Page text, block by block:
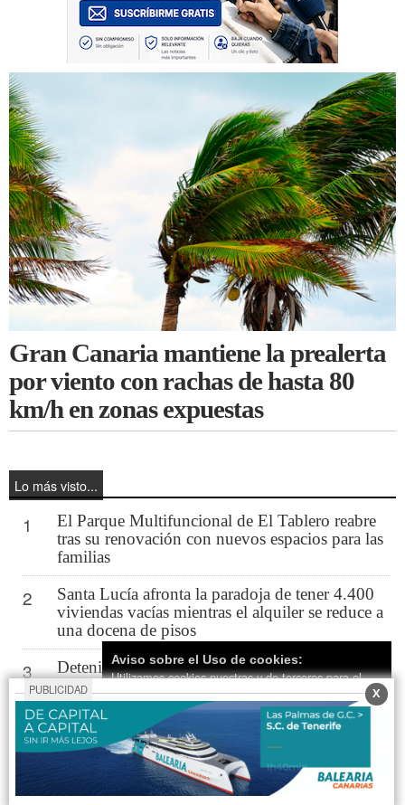
Gran Canaria mantiene la prealerta
por viento con rachas de hasta 80
km/h en zonas expuestas
Lo más visto...
1
El Parque Multifuncional de El Tablero reabre
tras su renovación con nuevos espacios para las
familias
2
Santa Lucía afronta la paradoja de tener 4.400
viviendas vacías mientras el alquiler se reduce a
una docena de pisos
3
Detenido un hombre de 71 años por un
presunto delito de exhibicionismo ante menores
en Playa del Inglés
4
Maspalomas reconocerá la excelencia del sector
en la III edición de los Premios Canarias de
Hostelería Santa Marta
PUBLICIDAD X
Aviso sobre el Uso de cookies:
Utilizamos cookies nuestras y de terceros para el
funcionamiento del digital. Puedes consultar la lista
de cookies y como desconectarlas.Ver nuestra
Política de Privacidad y Cookies
Aceptar Cookies
Personalizar